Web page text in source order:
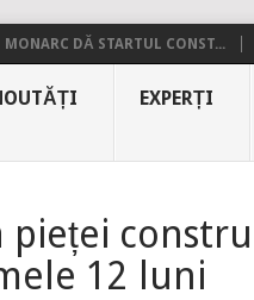
MONARC DĂ STARTUL CONST...
EXPERȚI
pieței
12 luni